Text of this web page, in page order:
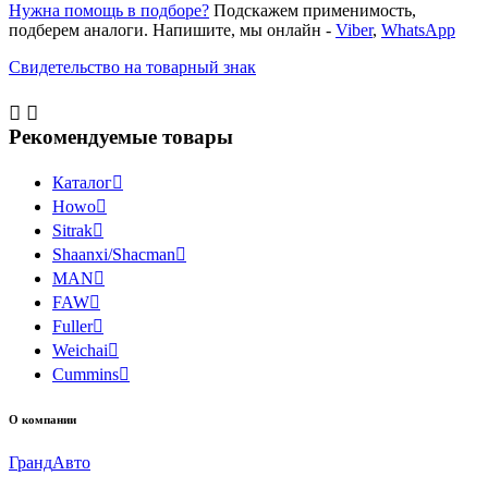
Нужна помощь в подборе? Подскажем применимость,
подберем аналоги. Напишите, мы онлайн - Viber, WhatsApp
Свидетельство на товарный знак
 
Рекомендуемые товары
Каталог
Howo
Sitrak
Shaanxi/Shacman
MAN
FAW
Fuller
Weichai
Cummins
О компании
ГрандАвто